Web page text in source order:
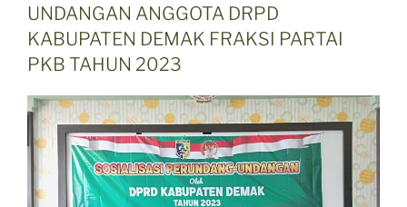
UNDANGAN ANGGOTA DRPD
KABUPATEN DEMAK FRAKSI PARTAI
PKB TAHUN 2023